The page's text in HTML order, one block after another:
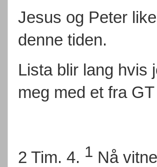
Jesus og Peter
denne tiden.
Lista blir lang hvis
meg med et fra
2 Tim. 4. 1 Nå